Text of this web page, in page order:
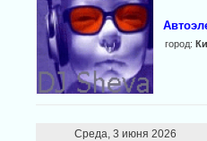
город:
Среда, 3 июня 2026